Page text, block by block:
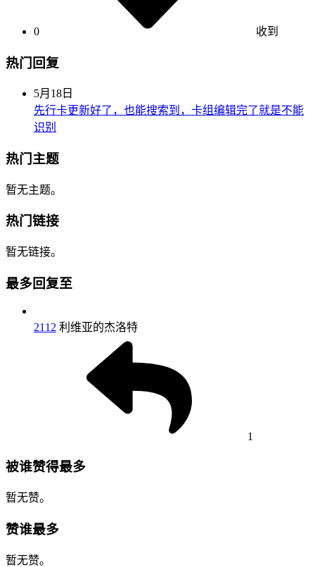
0 收到
热门回复
5月18日
先行卡更新好了，也能搜索到，卡组编辑完了就是不能
识别
热门主题
暂无主题。
热门链接
暂无链接。
最多回复至
2112 利维亚的杰洛特
1
被谁赞得最多
暂无赞。
赞谁最多
暂无赞。